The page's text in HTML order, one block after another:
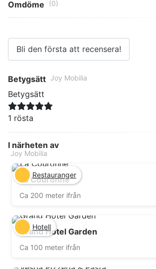
Omdöme (0)
Bli den första att recensera!
Betygsätt Joy Mobilia
Betygsätt
1 rösta
I närheten av
Joy Mobilia
Restauranger
La Couronne
Ca 200 meter ifrån
Hotell
Grand Hotel Garden
Ca 100 meter ifrån